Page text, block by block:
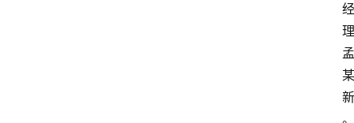
经
理
孟
某
新
。